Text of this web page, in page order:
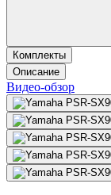
Комплекты
Описание
Видео-обзор